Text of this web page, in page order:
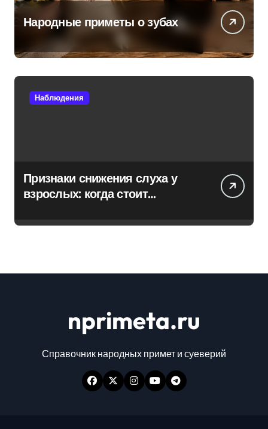
Народные приметы о зубах
Наблюдения
Признаки снижения слуха у
взрослых: когда стоит
nprimeta.ru
Справочник народных примет и суеверий